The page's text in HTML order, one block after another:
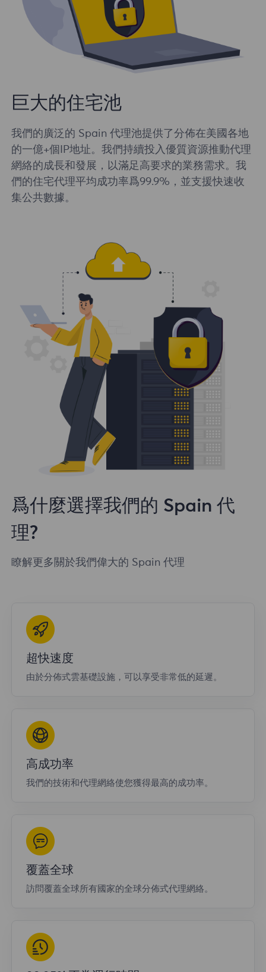
巨大的住宅池
我們的廣泛的 Spain 代理池提供了分佈在美國各地
的一億+個IP地址。我們持續投入優質資源推動代理
網絡的成長和發展，以滿足高要求的業務需求。我
們的住宅代理平均成功率爲99.9%，並支援快速收
集公共數據。
爲什麼選擇我們的 Spain 代
理?
瞭解更多關於我們偉大的 Spain 代理
超快速度
由於分佈式雲基礎設施，可以享受非常低的延遲。
高成功率
我們的技術和代理網絡使您獲得最高的成功率。
覆蓋全球
訪問覆蓋全球所有國家的全球分佈式代理網絡。